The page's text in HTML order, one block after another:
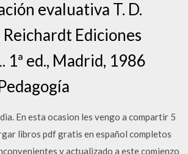
evaluativa T. D.
Reichardt Ediciones
1ª ed., Madrid, 1986
En esta ocasion les vengo a compartir 5
libros pdf gratis en español completos
y actualizado a este comienzo